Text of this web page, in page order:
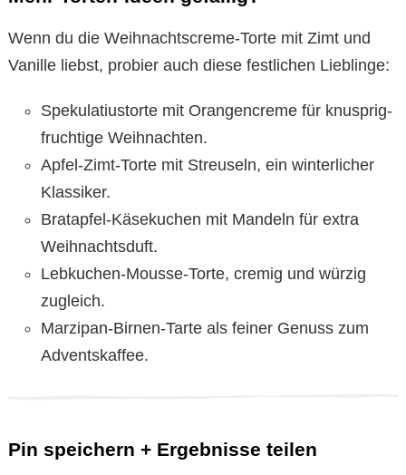
Wenn du die Weihnachtscreme-Torte mit Zimt und
Vanille liebst, probier auch diese festlichen Lieblinge:
Spekulatiustorte mit Orangencreme für knusprig-
fruchtige Weihnachten.
Apfel-Zimt-Torte mit Streuseln, ein winterlicher
Klassiker.
Bratapfel-Käsekuchen mit Mandeln für extra
Weihnachtsduft.
Lebkuchen-Mousse-Torte, cremig und würzig
zugleich.
Marzipan-Birnen-Tarte als feiner Genuss zum
Adventskaffee.
Pin speichern + Ergebnisse teilen